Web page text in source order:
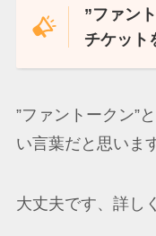
”ファン
チケット
”ファントークン”
い言葉だと思いま
大丈夫です、詳し